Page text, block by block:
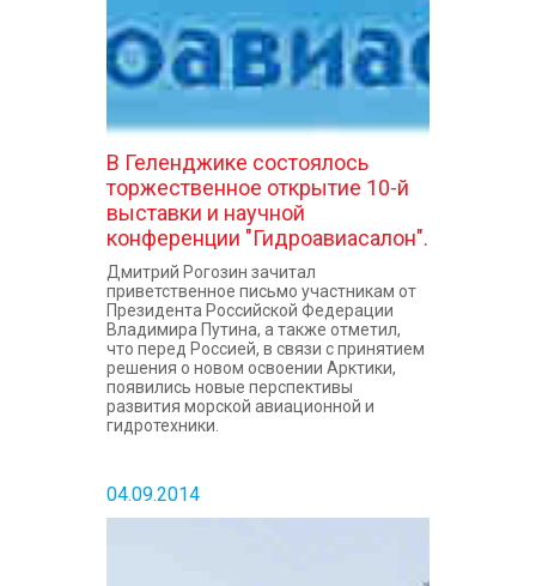
В Геленджике состоялось
торжественное открытие 10-й
выставки и научной
конференции "Гидроавиасалон".
Дмитрий Рогозин зачитал
приветственное письмо участникам от
Президента Российской Федерации
Владимира Путина, а также отметил,
что перед Россией, в связи с принятием
решения о новом освоении Арктики,
появились новые перспективы
развития морской авиационной и
гидротехники.
04.09.2014